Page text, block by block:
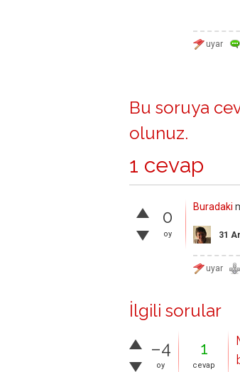
Bu soruya
olunuz.
1 cevap
0
oy
Buradaki
31
İlgili sorular
–4
oy
1
cevap